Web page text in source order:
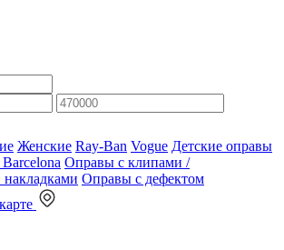
Женские Ray-Ban Vogue Детские оправы
Оправы с клипами /
Оправы с дефектом